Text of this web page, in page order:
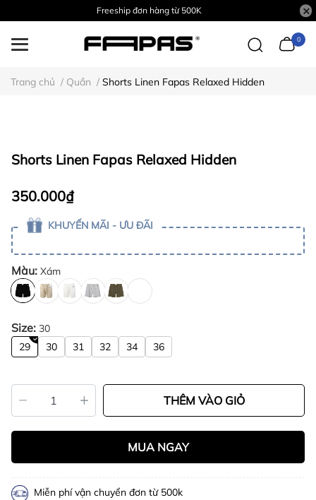
Freeship đơn hàng từ 500K
0
Trang chủ / Quần / Shorts Linen Fapas Relaxed Hidden
Shorts Linen Fapas Relaxed Hidden
350.000₫
KHUYẾN MÃI - ƯU ĐÃI
Màu: Xám
Size: 30
29
30 31 32 34 36
THÊM VÀO GIỎ
MUA NGAY
Miễn phí vận chuyển đơn từ 500k